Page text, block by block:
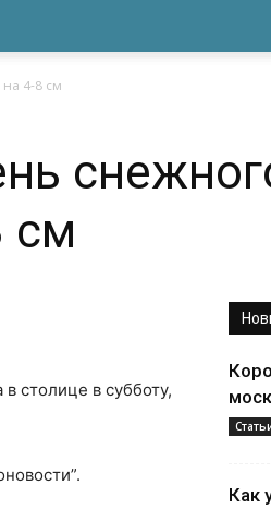
4-8 см
см
столице в субботу,
Как